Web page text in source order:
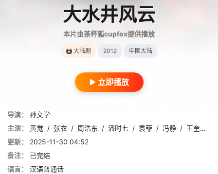
大水井风云
本片由茶杯狐cupfox提供播放
大陆剧 2012 中国大陆
立即播放
导演：
孙文学
主演：
黄觉 / 张衣 / 周浩东 / 潘时七 / 袁菲 / 冯静 / 王奎荣
更新：
2025-11-30 04:52
备注：
已完结
语言：
汉语普通话